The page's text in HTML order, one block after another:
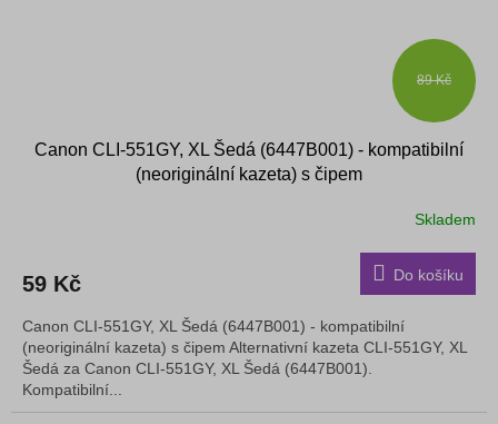
89 Kč
Canon CLI-551GY, XL Šedá (6447B001) - kompatibilní
(neoriginální kazeta) s čipem
Skladem
59 Kč Do košíku
Canon CLI-551GY, XL Šedá (6447B001) - kompatibilní
(neoriginální kazeta) s čipem Alternativní kazeta CLI-551GY, XL
Šedá za Canon CLI-551GY, XL Šedá (6447B001).
Kompatibilní...